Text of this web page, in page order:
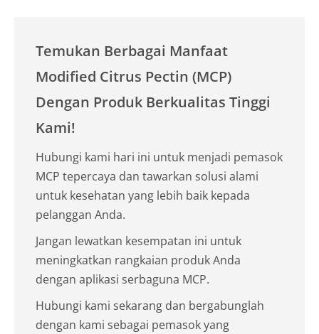
Temukan Berbagai Manfaat
Modified Citrus Pectin (MCP)
Dengan Produk Berkualitas Tinggi
Kami!
Hubungi kami hari ini untuk menjadi pemasok
MCP tepercaya dan tawarkan solusi alami
untuk kesehatan yang lebih baik kepada
pelanggan Anda.
Jangan lewatkan kesempatan ini untuk
meningkatkan rangkaian produk Anda
dengan aplikasi serbaguna MCP.
Hubungi kami sekarang dan bergabunglah
dengan kami sebagai pemasok yang